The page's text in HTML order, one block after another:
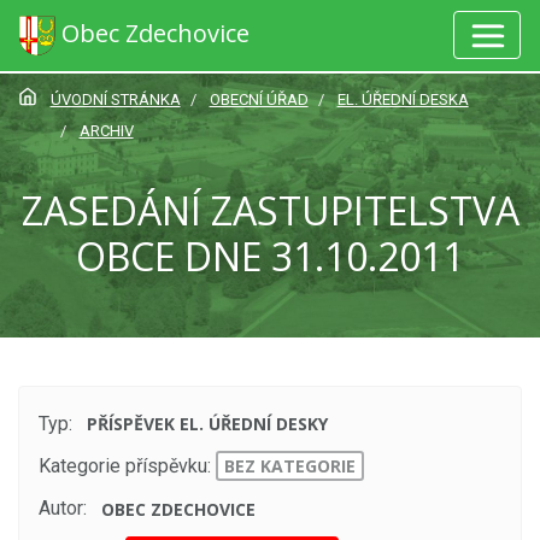
Obec Zdechovice
ÚVODNÍ STRÁNKA OBECNÍ ÚŘAD
EL. ÚŘEDNÍ DESKA
ARCHIV
ZASEDÁNÍ ZASTUPITELSTVA
OBCE DNE 31.10.2011
Typ:
PŘÍSPĚVEK EL. ÚŘEDNÍ DESKY
Kategorie příspěvku:
BEZ KATEGORIE
Autor:
OBEC ZDECHOVICE